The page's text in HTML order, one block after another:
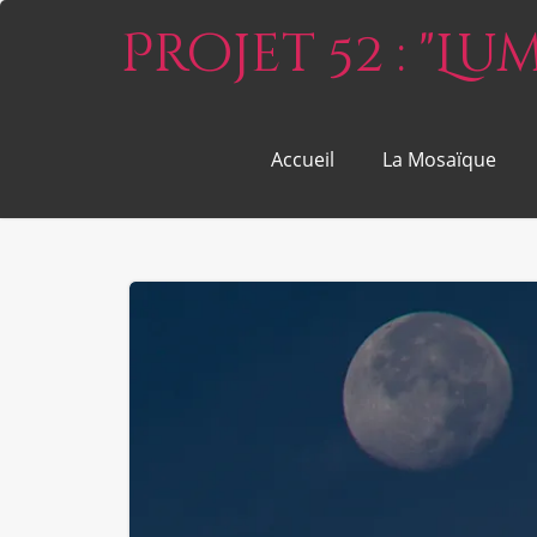
Projet 52 :
Accueil La Mosaïque